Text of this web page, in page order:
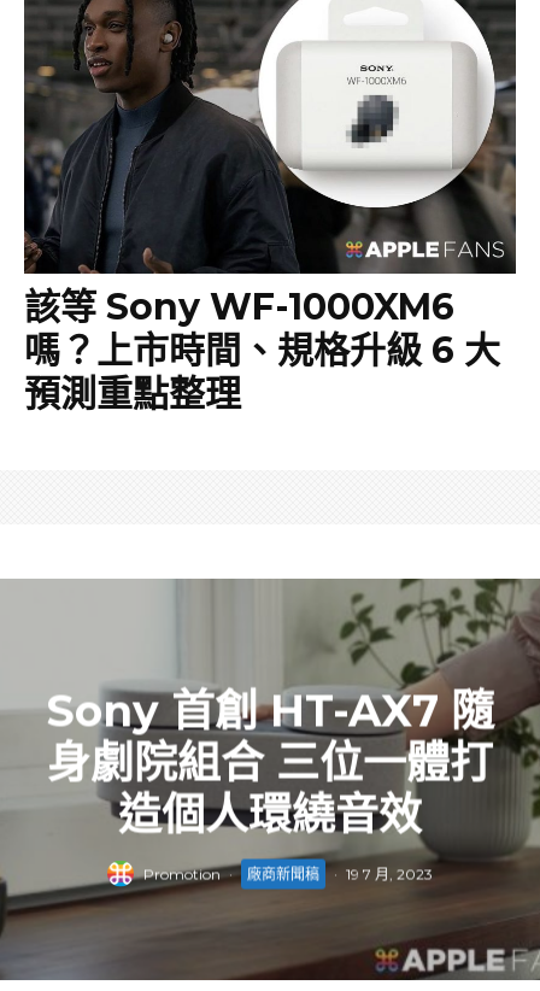
該等 Sony WF-1000XM6
嗎？上市時間、規格升級 6 大
預測重點整理
Sony 首創 HT-AX7 隨
身劇院組合 三位一體打
造個人環繞音效
Promotion · 廠商新聞稿 · 19 7 月, 2023